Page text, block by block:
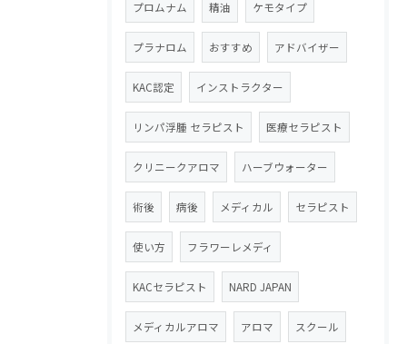
プロムナム 精油 ケモタイプ
プラナロム おすすめ アドバイザー
KAC認定 インストラクター
リンパ浮腫 セラピスト 医療セラピスト
クリニークアロマ ハーブウォーター
術後 病後 メディカル セラピスト
使い方 フラワーレメディ
KACセラピスト NARD JAPAN
メディカルアロマ アロマ スクール